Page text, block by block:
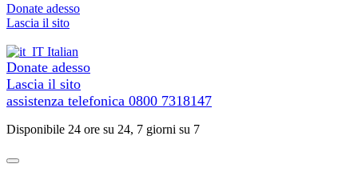
Salta
al
Donate adesso
Lascia il sito
Italian
Donate adesso
Lascia il sito
assistenza telefonica 0800 7318147
Disponibile 24 ore su 24, 7 giorni su 7